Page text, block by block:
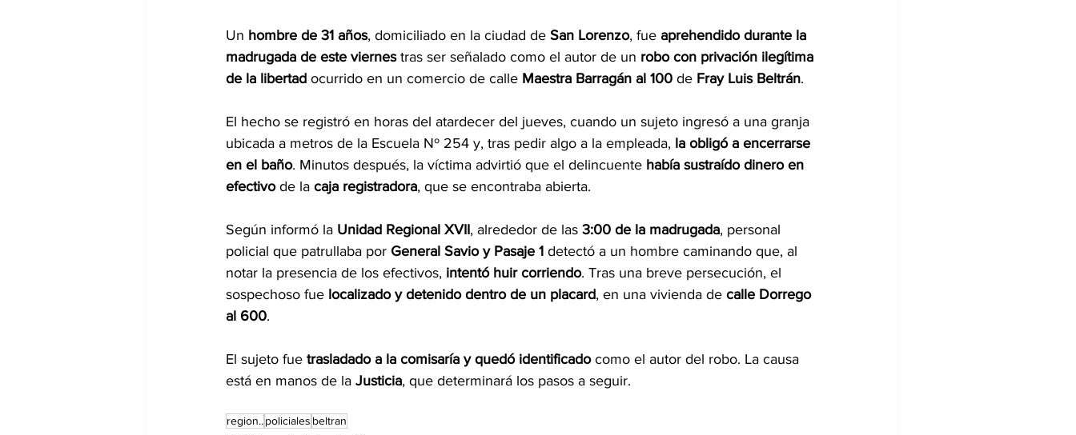
Un hombre de 31 años, domiciliado en la ciudad de San Lorenzo, fue aprehendido durante la
madrugada de este viernes tras ser señalado como el autor de un robo con privación ilegítima
de la libertad ocurrido en un comercio de calle Maestra Barragán al 100 de Fray Luis Beltrán.
El hecho se registró en horas del atardecer del jueves, cuando un sujeto ingresó a una granja
ubicada a metros de la Escuela Nº 254 y, tras pedir algo a la empleada, la obligó a encerrarse
en el baño. Minutos después, la víctima advirtió que el delincuente había sustraído dinero en
efectivo de la caja registradora, que se encontraba abierta.
Según informó la Unidad Regional XVII, alrededor de las 3:00 de la madrugada, personal
policial que patrullaba por General Savio y Pasaje 1 detectó a un hombre caminando que, al
notar la presencia de los efectivos, intentó huir corriendo. Tras una breve persecución, el
sospechoso fue localizado y detenido dentro de un placard, en una vivienda de calle Dorrego
al 600.
El sujeto fue trasladado a la comisaría y quedó identificado como el autor del robo. La causa
está en manos de la Justicia, que determinará los pasos a seguir.
region.. policiales beltran